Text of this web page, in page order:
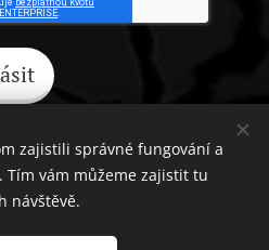
zajistili správné fungování a
Tím vám můžeme zajistit tu
návštěvě.